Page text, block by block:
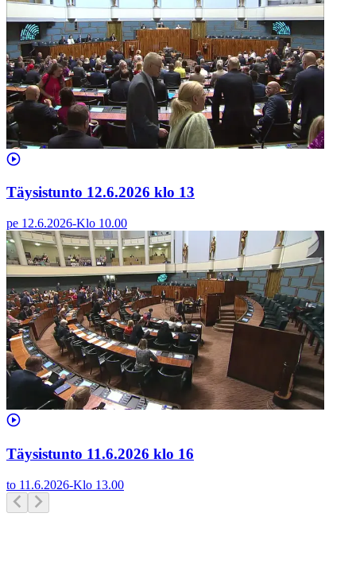
Täysistunto 12.6.2026 klo 13
pe 12.6.2026-Klo 10.00
Täysistunto 11.6.2026 klo 16
to 11.6.2026-Klo 13.00